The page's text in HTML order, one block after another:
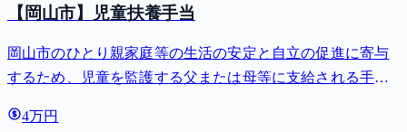
【岡山市】児童扶養手当
岡山市のひとり親家庭等の生活の安定と自立の促進に寄与
するため、児童を監護する父または母等に支給される手
4万円